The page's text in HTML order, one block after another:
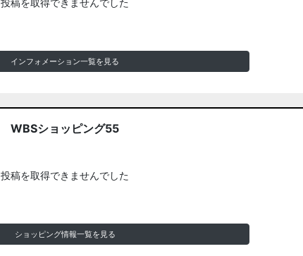
インフォメーション一覧を見る
WBSショッピング55
投稿を取得できませんでした
ショッピング情報一覧を見る